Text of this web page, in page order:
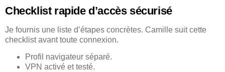
Checklist rapide d’accès sécurisé
Je fournis une liste d’étapes concrètes. Camille suit cette
checklist avant toute connexion.
Profil navigateur séparé.
VPN activé et testé.